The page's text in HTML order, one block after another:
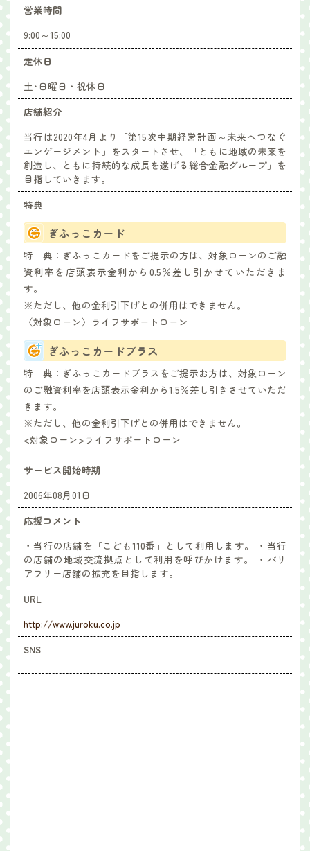
営業時間
9:00～15:00
定休日
土･日曜日・祝休日
店舗紹介
当行は2020年4月より「第15次中期経営計画～未来へつなぐ
エンゲージメント」をスタートさせ、「ともに地域の未来を
創造し、ともに持続的な成長を遂げる総合金融グループ」を
目指していきます。
特典
ぎふっこカード
特 典： ぎふっこカードをご提示の方は、対象ローンのご融
資利率を店頭表示金利から0.5％差し引かせていただきま
す。
※ただし、他の金利引下げとの併用はできません。
〈対象ローン〉ライフサポートローン
ぎふっこカードプラス
特 典： ぎふっこカードプラスをご提示お方は、対象ローン
のご融資利率を店頭表示金利から1.5％差し引きさせていただ
きます。
※ただし、他の金利引下げとの併用はできません。
<対象ローン>ライフサポートローン
サービス開始時期
2006年08月01日
応援コメント
・当行の店舗を「こども110番」として利用します。 ・当行
の店舗の地域交流拠点として利用を呼びかけます。 ・バリ
アフリー店舗の拡充を目指します。
URL
http://www.juroku.co.jp
SNS